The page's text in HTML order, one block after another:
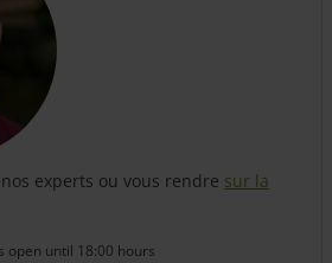
experts ou vous rendre sur la
open until 18:00 hours